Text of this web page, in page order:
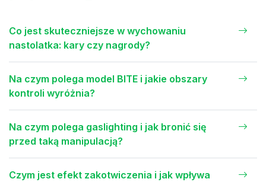
Co jest skuteczniejsze w wychowaniu
nastolatka: kary czy nagrody?
Na czym polega model BITE i jakie obszary
kontroli wyróżnia?
Na czym polega gaslighting i jak bronić się
przed taką manipulacją?
Czym jest efekt zakotwiczenia i jak wpływa